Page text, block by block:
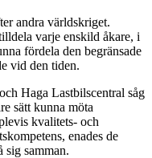
andra världskriget.
varje enskild åkare, i
fördela den begränsade
vid den tiden.
Haga Lastbilscentral såg
sätt kunna möta
kvalitets- och
enades de
sig samman.